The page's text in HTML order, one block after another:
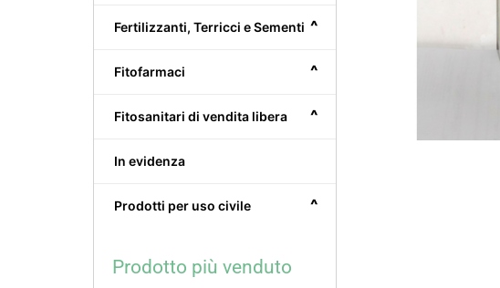
^
Fertilizzanti, Terricci e Sementi
^
Fitofarmaci
^
Fitosanitari di vendita libera
In evidenza
^
Prodotti per uso civile
Prodotto più venduto